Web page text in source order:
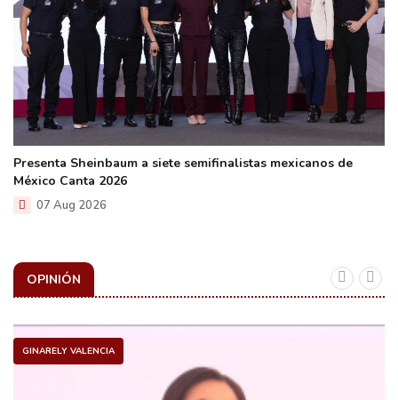
Presenta Sheinbaum a siete semifinalistas mexicanos de
México Canta 2026
07 Aug 2026
OPINIÓN
GINARELY VALENCIA